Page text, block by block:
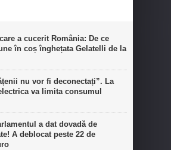
a cucerit România: De ce
în coș înghețata Gelatelli de la
nu vor fi deconectați”. La
va limita consumul
a dat dovadă de
A deblocat peste 22 de